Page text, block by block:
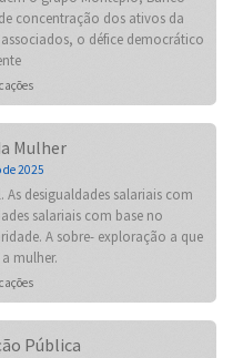
concentração dos ativos da
o défice democrático
Mulher
de 2025
desigualdades salariais com
salariais com base no
A sobre- exploração a que
mulher.
Pública